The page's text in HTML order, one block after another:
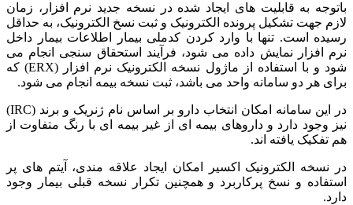
باتوجه به قابلیت های ایجاد شده در نسخه جدید نرم افزار، زمان
لازم جهت تشکیل پرونده الکترونیک و ثبت نسخ الکترونیک، به حداقل
رسیده است. تنها با وارد کردن کدملی بیمار اطلاعات بیمار داخل
نرم افزار نمایش داده می شود، فرآیند استحقاق سنجی انجام می
شود و با استفاده از ماژول نسخه الکترونیک نرم افزار (ERX) که
برای هر دو سامانه واحد می باشد، ثبت نسخه بیمه انجام می شود.
در این سامانه امکان انتخاب دارو بر اساس نام ژنریک و برند (IRC)
نیز وجود دارد و داروهای بیمه ای از غیر بیمه ای با رنگ متفاوت از
هم تفکیک یافته اند.
در نسخه الکترونیک اکسیر امکان ایجاد علاقه مندی، آیتم های پر
استفاده و نسخ پرکاربرد و همچنین تکرار نسخه قبلی بیمار وجود
دارد.